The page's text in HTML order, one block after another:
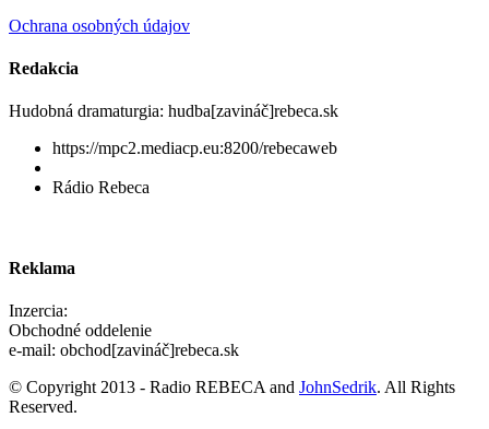
Ochrana osobných údajov
Redakcia
Hudobná dramaturgia: hudba[zavináč]rebeca.sk
https://mpc2.mediacp.eu:8200/rebecaweb
Rádio Rebeca
Reklama
Inzercia:
Obchodné oddelenie
e-mail: obchod[zavináč]rebeca.sk
© Copyright 2013 - Radio REBECA and JohnSedrik. All Rights
Reserved.